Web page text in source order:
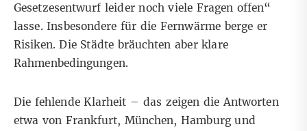
Gesetzesentwurf leider noch viele Fragen offen“
lasse. Insbesondere für die Fernwärme berge er
Risiken. Die Städte bräuchten aber klare
Rahmenbedingungen.
Die fehlende Klarheit – das zeigen die Antworten
etwa von Frankfurt, München, Hamburg und